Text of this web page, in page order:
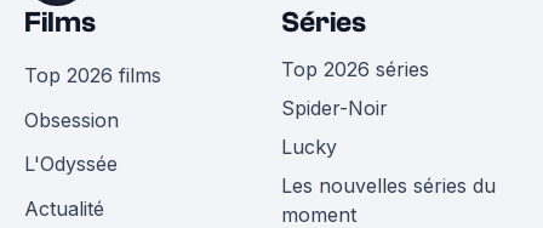
Films
Top 2026 films
Obsession
L'Odyssée
Actualité
Séries
Top 2026 séries
Spider-Noir
Lucky
Les nouvelles séries du
moment